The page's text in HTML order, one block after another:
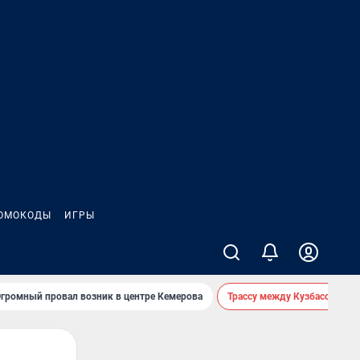
ИГРЫ
провал возник в центре Кемерова Трассу между Кузбассом и